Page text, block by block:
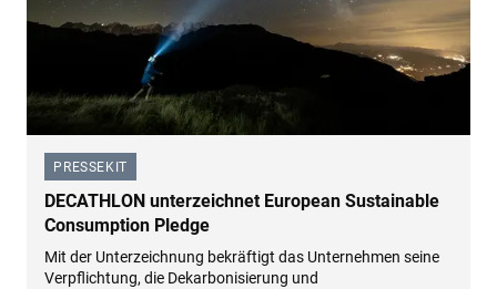
PRESSEKIT
–
DECATHLON unterzeichnet European Sustainable
Consumption Pledge
Mit der Unterzeichnung bekräftigt das Unternehmen seine
Verpflichtung, die Dekarbonisierung und